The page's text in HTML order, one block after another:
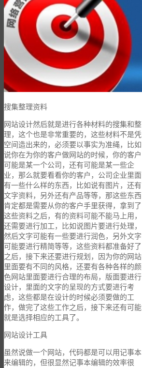
搜集整理资料
网站设计然后就是进行各种材料的搜集和整
理，这个也是非常重要的，这些材料不是凭
空间造出来的，必须要以事实为准绳，比如
说你在为你的客户做网站的时候，你的客户
可能是某一个公司，还有可能是某一些企
业，那么就要看看你的客户，公司企业里面
有一些什么样的东西，比如说有图片，还有
文字资料，另外还有产品等等，那这些东西
肯定都是需要从你的客户手里获得，拿到了
这些资料之后，有的资料可能不能马上用，
还需要进行加工，比如说图片要进行处理，
然后文字可能有一些要进行润色，另外文字
可能要进行精简等等，这些资料都准备好了
之后，接下来还要进行规划，因为你的网站
里面要有不同的风格，还要有各种各样的颜
色网站里面要进行合理的布局，版面要进行
设计，里面的文字的呈现的方式要进行考
虑，这些都是在设计的时候必须要做的工
作，做完了这些工作之后，接下来还有可能
就是选择相应的工具了。
网站设计工具
虽然说做一个网站，代码都是可以用记事本
来编辑的，但很显然记事本编辑的效率很